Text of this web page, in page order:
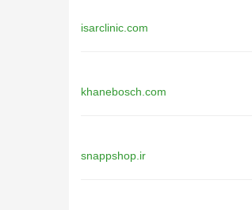
isarclinic.com
khanebosch.com
snappshop.ir